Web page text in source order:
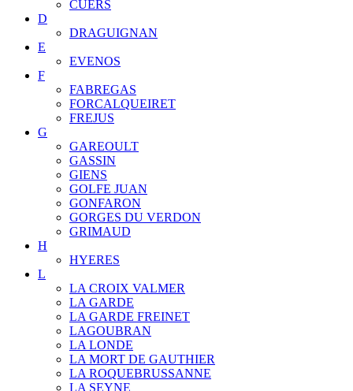
CUERS
D
DRAGUIGNAN
E
EVENOS
F
FABREGAS
FORCALQUEIRET
FREJUS
G
GAREOULT
GASSIN
GIENS
GOLFE JUAN
GONFARON
GORGES DU VERDON
GRIMAUD
H
HYERES
L
LA CROIX VALMER
LA GARDE
LA GARDE FREINET
LAGOUBRAN
LA LONDE
LA MORT DE GAUTHIER
LA ROQUEBRUSSANNE
LA SEYNE